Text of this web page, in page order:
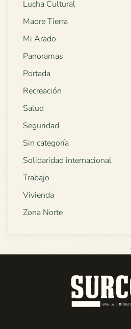
Lucha Cultural
Madre Tierra
Mi Arado
Panoramas
Portada
Recreación
Salud
Seguridad
Sin categoría
Solidaridad internacional
Trabajo
Vivienda
Zona Norte